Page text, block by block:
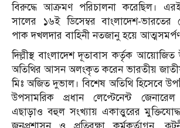
বিরুদ্ধে আক্রমণ পরিচালনা করেছিল।
সালের ১৬ই ডিসেম্বর বাংলাদেশ-ভারতের
পাক দখলদার বাহিনী নতজানু হয়ে
দিল্লীস্থ বাংলাদেশ দূতাবাস কর্তৃক আয়োজিত
অতিথির আসন অলংকৃত করেন ভারতীয় জাতীয়
মিঃ অজিত দুভাল। বিশেষ অতিথি হিসেবে
উপসামরিক প্রধান লেপ্টেনেন্ট
এছাড়াও বহুল সংখ্যায় একাত্তুরের